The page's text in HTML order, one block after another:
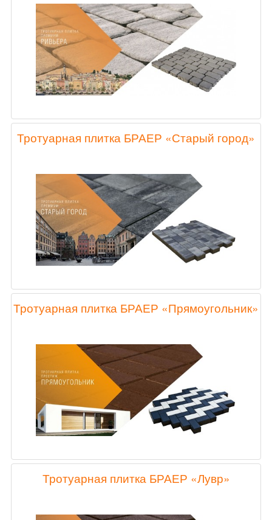
Тротуарная плитка БРАЕР «Старый город»
Тротуарная плитка БРАЕР «Прямоугольник»
Тротуарная плитка БРАЕР «Лувр»